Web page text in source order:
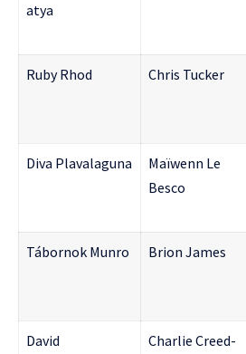
atya
Ruby Rhod Chris Tucker
Diva Plavalaguna
Maïwenn Le
Besco
Tábornok Munro Brion James
David
Charlie Creed-